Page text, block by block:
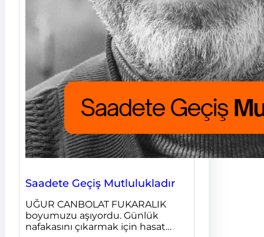
Saadete Geçiş Mutlulukladır
UĞUR CANBOLAT FUKARALIK
boyumuzu aşıyordu. Günlük
nafakasını çıkarmak için hasat…